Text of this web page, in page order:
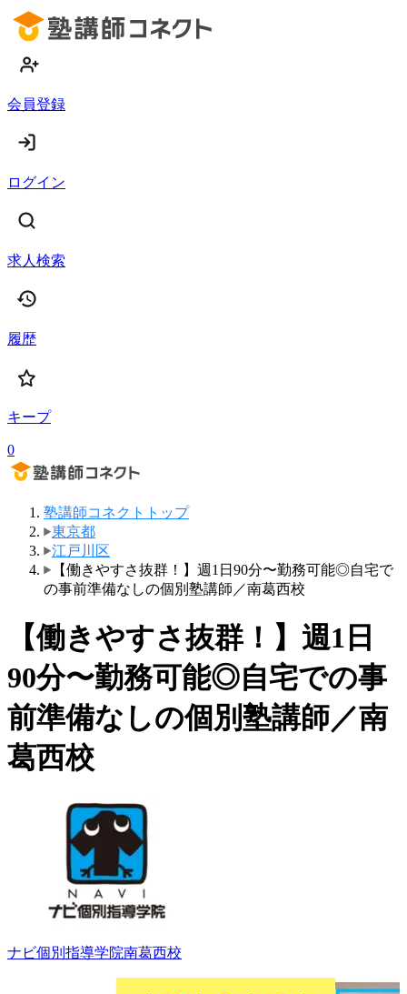
会員登録
ログイン
求人検索
履歴
キープ
0
塾講師コネクトトップ
東京都
江戸川区
【働きやすさ抜群！】週1日90分〜勤務可能◎自宅で
の事前準備なしの個別塾講師／南葛西校
【働きやすさ抜群！】週1日
90分〜勤務可能◎自宅での事
前準備なしの個別塾講師／南
葛西校
ナビ個別指導学院南葛西校